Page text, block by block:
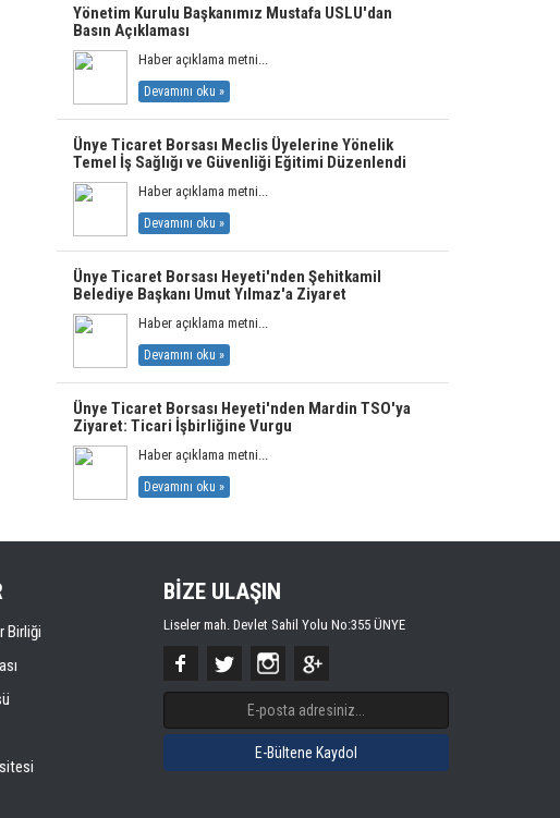
Yönetim Kurulu Başkanımız Mustafa USLU'dan
Basın Açıklaması
Haber açıklama metni...
Devamını oku »
Ünye Ticaret Borsası Meclis Üyelerine Yönelik
Temel İş Sağlığı ve Güvenliği Eğitimi Düzenlendi
Haber açıklama metni...
Devamını oku »
Ünye Ticaret Borsası Heyeti'nden Şehitkamil
Belediye Başkanı Umut Yılmaz'a Ziyaret
Haber açıklama metni...
Devamını oku »
Ünye Ticaret Borsası Heyeti'nden Mardin TSO'ya
Ziyaret: Ticari İşbirliğine Vurgu
Haber açıklama metni...
Devamını oku »
Birliği
BİZE ULAŞIN
Liseler mah. Devlet Sahil Yolu No:355 ÜNYE